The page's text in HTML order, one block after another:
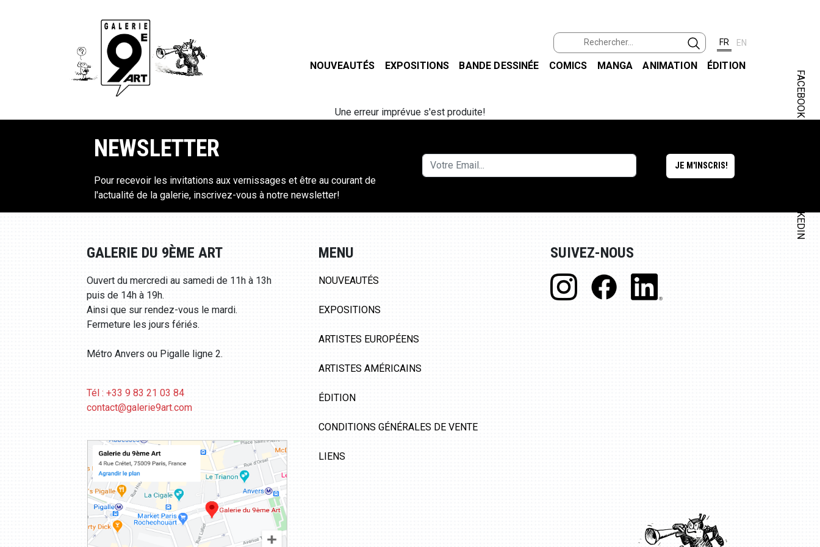
FR EN
NOUVEAUTÉS EXPOSITIONS BANDE DESSINÉE COMICS MANGA ANIMATION ÉDITION
FACEBOOK
LINKEDIN
Une erreur imprévue s'est produite!
NEWSLETTER
Pour recevoir les invitations aux vernissages et être au courant de
l'actualité de la galerie, inscrivez-vous à notre newsletter!
GALERIE DU 9ÈME ART
Ouvert du mercredi au samedi de 11h à 13h
puis de 14h à 19h.
Ainsi que sur rendez-vous le mardi.
Fermeture les jours fériés.
Métro Anvers ou Pigalle ligne 2.
Tél : +33 9 83 21 03 84
contact@galerie9art.com
MENU
NOUVEAUTÉS
EXPOSITIONS
ARTISTES EUROPÉENS
ARTISTES AMÉRICAINS
ÉDITION
CONDITIONS GÉNÉRALES DE VENTE
LIENS
SUIVEZ-NOUS